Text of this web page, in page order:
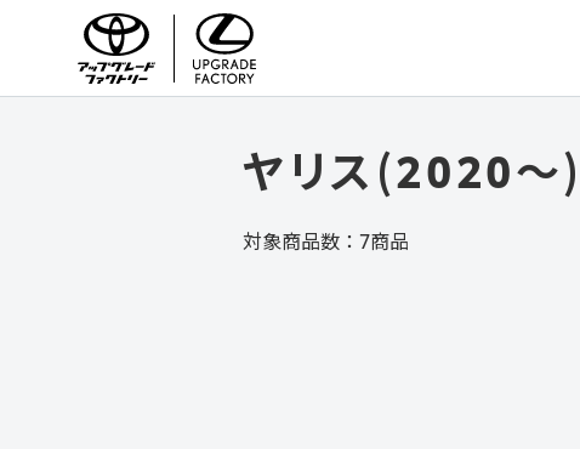
ヤリス(2020～)
対象商品数： 7商品
TOYOTA/LEXUS UPGRADE FACTORY